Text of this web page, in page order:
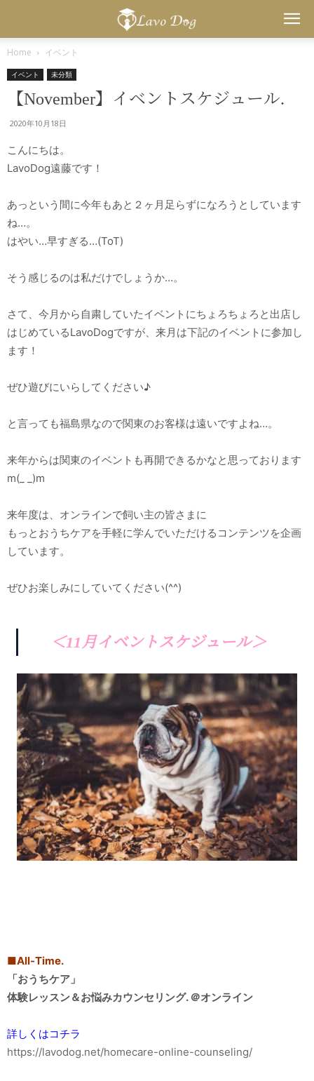
Dog
Home イベント
イベント 未分類
【November】イベントスケジュール.
2020年10月18日
こんにちは。
LavoDog遠藤です！
あっという間に今年もあと２ヶ月足らずになろうとしています
ね…。
はやい…早すぎる…(ToT)
そう感じるのは私だけでしょうか…。
さて、今月から自粛していたイベントにちょろちょろと出店し
はじめているLavoDogですが、来月は下記のイベントに参加し
ます！
ぜひ遊びにいらしてください♪
と言っても福島県なので関東のお客様は遠いですよね…。
来年からは関東のイベントも再開できるかなと思っております
m(_ _)m
来年度は、オンラインで飼い主の皆さまに
もっとおうちケアを手軽に学んでいただけるコンテンツを企画
しています。
ぜひお楽しみにしていてください(^^)
＜11月イベントスケジュール＞
■All-Time.
「おうちケア」
体験レッスン＆お悩みカウンセリング. ＠オンライン
詳しくはコチラ
https://lavodog.net/homecare-online-counseling/